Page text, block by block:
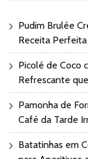
Pudim Brulée
Receita
Picolé de Coco
Refrescante
Pamonha de
Café da Tarde
Batatinhas em